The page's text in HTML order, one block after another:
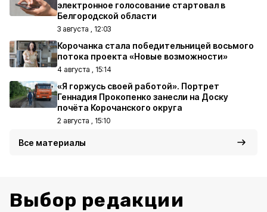
электронное голосование стартовал в
Белгородской области
3 августа , 12:03
Корочанка стала победительницей восьмого
потока проекта «Новые возможности»
4 августа , 15:14
«Я горжусь своей работой». Портрет
Геннадия Прокопенко занесли на Доску
почёта Корочанского округа
2 августа , 15:10
Все материалы
Выбор редакции